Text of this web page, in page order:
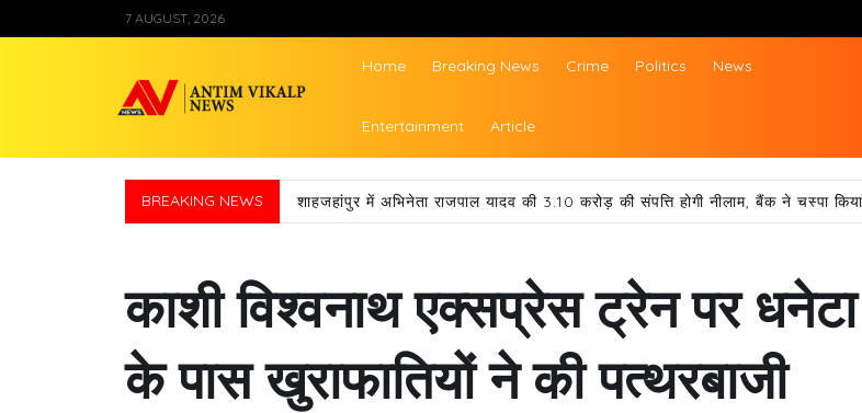
to
7 AUGUST, 2026
Antim Vikalp News
Home Breaking News Crime Politics News
Entertainment Article
BREAKING NEWS शाहजहांपुर में अभिनेता राजपाल यादव की 3.10 करोड़ की संपत्ति होगी नीलाम, बैंक ने चस्पा
काशी विश्वनाथ एक्सप्रेस ट्रेन पर
के पास खुराफातियों ने की पत्थरबाजी